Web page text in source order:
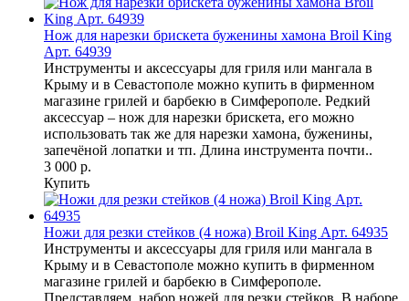
Нож для нарезки брискета буженины хамона Broil King
Арт. 64939
Инструменты и аксессуары для гриля или мангала в
Крыму и в Севастополе можно купить в фирменном
магазине грилей и барбекю в Симферополе. Редкий
аксессуар – нож для нарезки брискета, его можно
использовать так же для нарезки хамона, буженины,
запечёной лопатки и тп. Длина инструмента почти..
3 000 р.
Купить
Ножи для резки стейков (4 ножа) Broil King Арт. 64935
Инструменты и аксессуары для гриля или мангала в
Крыму и в Севастополе можно купить в фирменном
магазине грилей и барбекю в Симферополе.
Представляем набор ножей для резки стейков. В наборе